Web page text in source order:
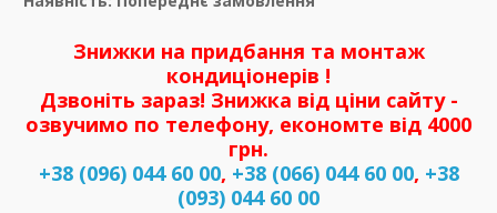
Знижки на придбання та монтаж
кондиціонерів !
Дзвоніть зараз! Знижка від ціни сайту -
озвучимо по телефону, економте від 4000
грн.
+38 (096) 044 60 00, +38 (066) 044 60 00, +38
(093) 044 60 00